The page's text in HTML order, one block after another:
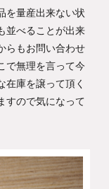
を量産出来ない状
並べることが出来
らもお問い合わせ
で無理を言って今
在庫を譲って頂く
すので気になって